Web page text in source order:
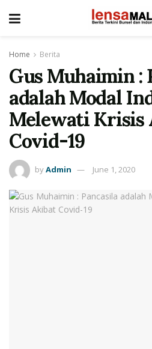
Home Berita
Gus Muhaimin :
adalah Modal
Melewati Krisis
Covid-19
byAdmin June 1, 2020